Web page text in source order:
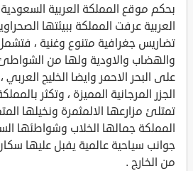
بحكم موقع المملكة العربية
العربية عرفت المملكة ببيئتها
تضاريس جغرافية متنوع وغنية ،
والهضاب والاودية ولها من
على البحر الاحمر وايضا الخليج
الجزر المرجانية المميزة ، وتكثر
تمتلئ مزارعها الالمثمرة ونخيلها
المملكة جمالها الخلاب وشواطئها
جوانب سياحية عالمية يفبل عليها سكان
من الخارج .